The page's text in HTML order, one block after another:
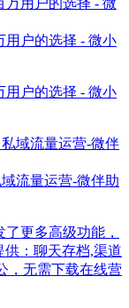
用户的选择 - 微小
用户的选择 - 微小
流量运营-微伴助
更多高级功能，
：聊天存档,渠道
，无需下载在线营